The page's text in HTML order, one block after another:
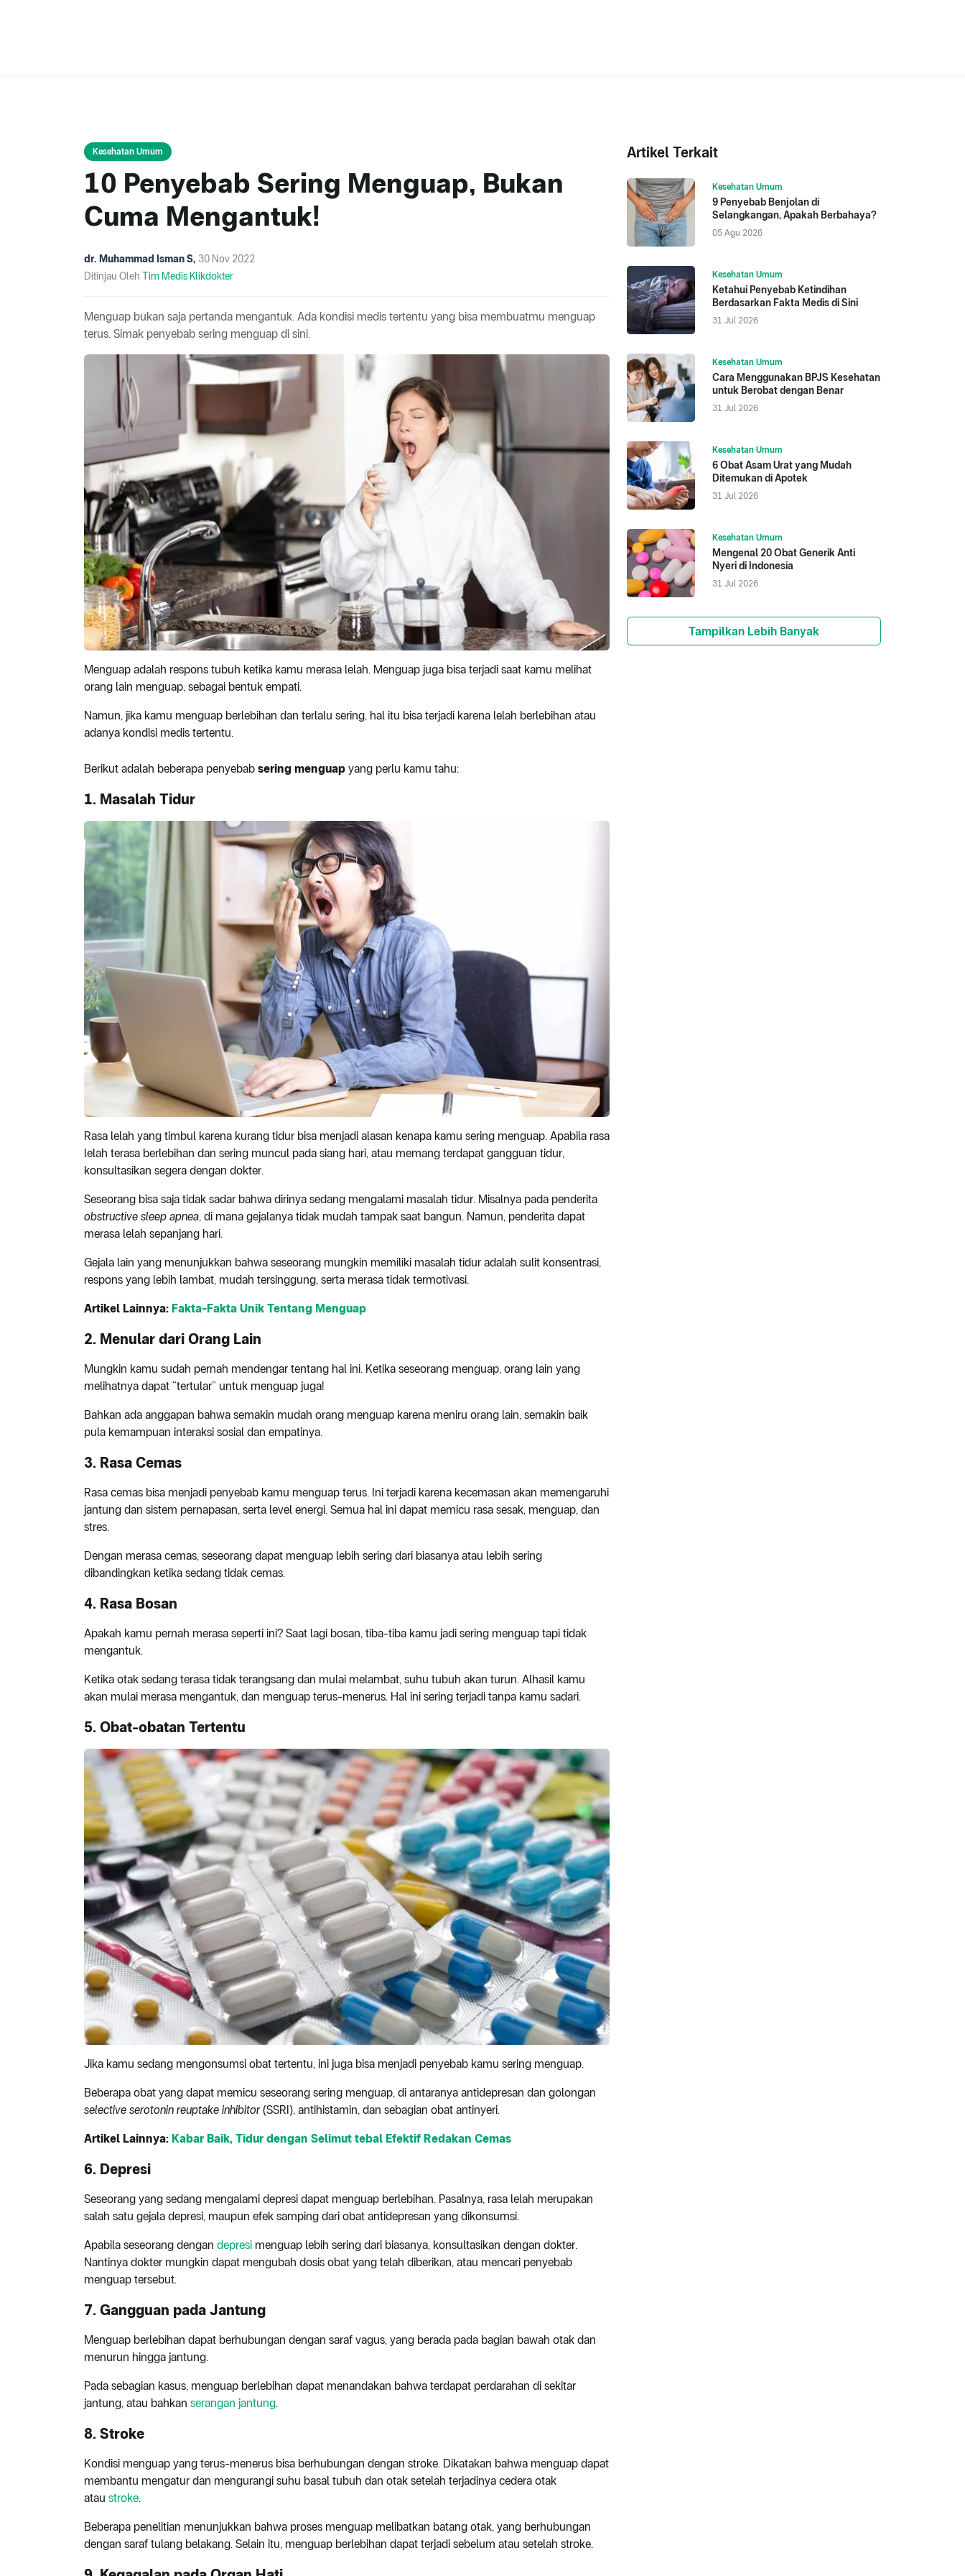
Kesehatan Umum
10 Penyebab Sering Menguap, Bukan
Cuma Mengantuk!
dr. Muhammad Isman S, 30 Nov 2022
Ditinjau Oleh Tim Medis Klikdokter
Menguap bukan saja pertanda mengantuk. Ada kondisi medis tertentu yang bisa membuatmu menguap
terus. Simak penyebab sering menguap di sini.
Menguap adalah respons tubuh ketika kamu merasa lelah. Menguap juga bisa terjadi saat kamu melihat
orang lain menguap, sebagai bentuk empati.
Namun, jika kamu menguap berlebihan dan terlalu sering, hal itu bisa terjadi karena lelah berlebihan atau
adanya kondisi medis tertentu.
Berikut adalah beberapa penyebab sering menguap yang perlu kamu tahu:
1. Masalah Tidur
Rasa lelah yang timbul karena kurang tidur bisa menjadi alasan kenapa kamu sering menguap. Apabila rasa
lelah terasa berlebihan dan sering muncul pada siang hari, atau memang terdapat gangguan tidur,
konsultasikan segera dengan dokter.
Seseorang bisa saja tidak sadar bahwa dirinya sedang mengalami masalah tidur. Misalnya pada penderita
obstructive sleep apnea, di mana gejalanya tidak mudah tampak saat bangun. Namun, penderita dapat
merasa lelah sepanjang hari.
Gejala lain yang menunjukkan bahwa seseorang mungkin memiliki masalah tidur adalah sulit konsentrasi,
respons yang lebih lambat, mudah tersinggung, serta merasa tidak termotivasi.
Artikel Lainnya: Fakta-Fakta Unik Tentang Menguap
2. Menular dari Orang Lain
Mungkin kamu sudah pernah mendengar tentang hal ini. Ketika seseorang menguap, orang lain yang
melihatnya dapat “tertular” untuk menguap juga!
Bahkan ada anggapan bahwa semakin mudah orang menguap karena meniru orang lain, semakin baik
pula kemampuan interaksi sosial dan empatinya.
3. Rasa Cemas
Rasa cemas bisa menjadi penyebab kamu menguap terus. Ini terjadi karena kecemasan akan memengaruhi
jantung dan sistem pernapasan, serta level energi. Semua hal ini dapat memicu rasa sesak, menguap, dan
stres.
Dengan merasa cemas, seseorang dapat menguap lebih sering dari biasanya atau lebih sering
dibandingkan ketika sedang tidak cemas.
4. Rasa Bosan
Apakah kamu pernah merasa seperti ini? Saat lagi bosan, tiba-tiba kamu jadi sering menguap tapi tidak
mengantuk.
Ketika otak sedang terasa tidak terangsang dan mulai melambat, suhu tubuh akan turun. Alhasil kamu
akan mulai merasa mengantuk, dan menguap terus-menerus. Hal ini sering terjadi tanpa kamu sadari.
5. Obat-obatan Tertentu
Jika kamu sedang mengonsumsi obat tertentu, ini juga bisa menjadi penyebab kamu sering menguap.
Beberapa obat yang dapat memicu seseorang sering menguap, di antaranya antidepresan dan golongan
selective serotonin reuptake inhibitor(SSRI), antihistamin, dan sebagian obat antinyeri.
Artikel Lainnya: Kabar Baik, Tidur dengan Selimut tebal Efektif Redakan Cemas
6. Depresi
Seseorang yang sedang mengalami depresi dapat menguap berlebihan. Pasalnya, rasa lelah merupakan
salah satu gejala depresi, maupun efek samping dari obat antidepresan yang dikonsumsi.
Apabila seseorang dengan depresi menguap lebih sering dari biasanya, konsultasikan dengan dokter.
Nantinya dokter mungkin dapat mengubah dosis obat yang telah diberikan, atau mencari penyebab
menguap tersebut.
7. Gangguan pada Jantung
Menguap berlebihan dapat berhubungan dengan saraf vagus, yang berada pada bagian bawah otak dan
menurun hingga jantung.
Pada sebagian kasus, menguap berlebihan dapat menandakan bahwa terdapat perdarahan di sekitar
jantung, atau bahkan serangan jantung.
8. Stroke
Kondisi menguap yang terus-menerus bisa berhubungan dengan stroke. Dikatakan bahwa menguap dapat
membantu mengatur dan mengurangi suhu basal tubuh dan otak setelah terjadinya cedera otak
atau stroke.
Beberapa penelitian menunjukkan bahwa proses menguap melibatkan batang otak, yang berhubungan
dengan saraf tulang belakang. Selain itu, menguap berlebihan dapat terjadi sebelum atau setelah stroke.
Artikel Terkait
Kesehatan Umum
9 Penyebab Benjolan di
Selangkangan, Apakah Berbahaya?
05 Agu 2026
Kesehatan Umum
Ketahui Penyebab Ketindihan
Berdasarkan Fakta Medis di Sini
31 Jul 2026
Kesehatan Umum
Cara Menggunakan BPJS Kesehatan
untuk Berobat dengan Benar
31 Jul 2026
Kesehatan Umum
6 Obat Asam Urat yang Mudah
Ditemukan di Apotek
31 Jul 2026
Kesehatan Umum
Mengenal 20 Obat Generik Anti
Nyeri di Indonesia
31 Jul 2026
Tampilkan Lebih Banyak